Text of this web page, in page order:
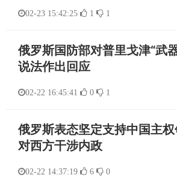
02-23 15:42:25 1 1
俄罗斯国防部对普里戈津“武
说法作出回应
02-22 16:45:41 0 1
俄罗斯表态坚定支持中国主
对西方干涉内政
02-22 14:37:19 6 0